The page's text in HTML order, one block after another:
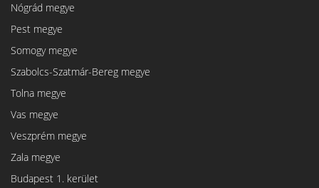
Nógrád megye
Pest megye
Somogy megye
Szabolcs-Szatmár-Bereg megye
Tolna megye
Vas megye
Veszprém megye
Zala megye
Budapest 1. kerület